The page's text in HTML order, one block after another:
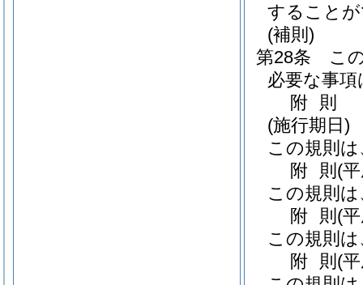
すること
(補則)
第28条
こ
必要な事
附 則
(施行期日)
この規則
附 則 (
この規則
附 則 (
この規則
附 則 (